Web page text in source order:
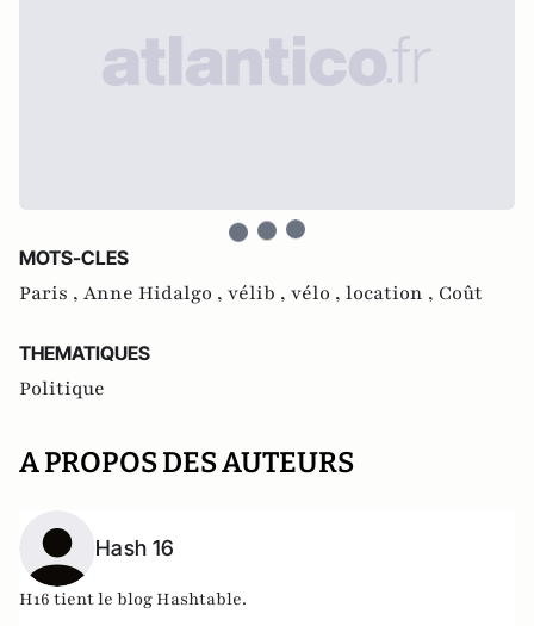
MOTS-CLES
Paris , Anne Hidalgo , vélib , vélo , location , Coût
THEMATIQUES
Politique
A PROPOS DES AUTEURS
Hash 16
H16 tient le blogHashtable.